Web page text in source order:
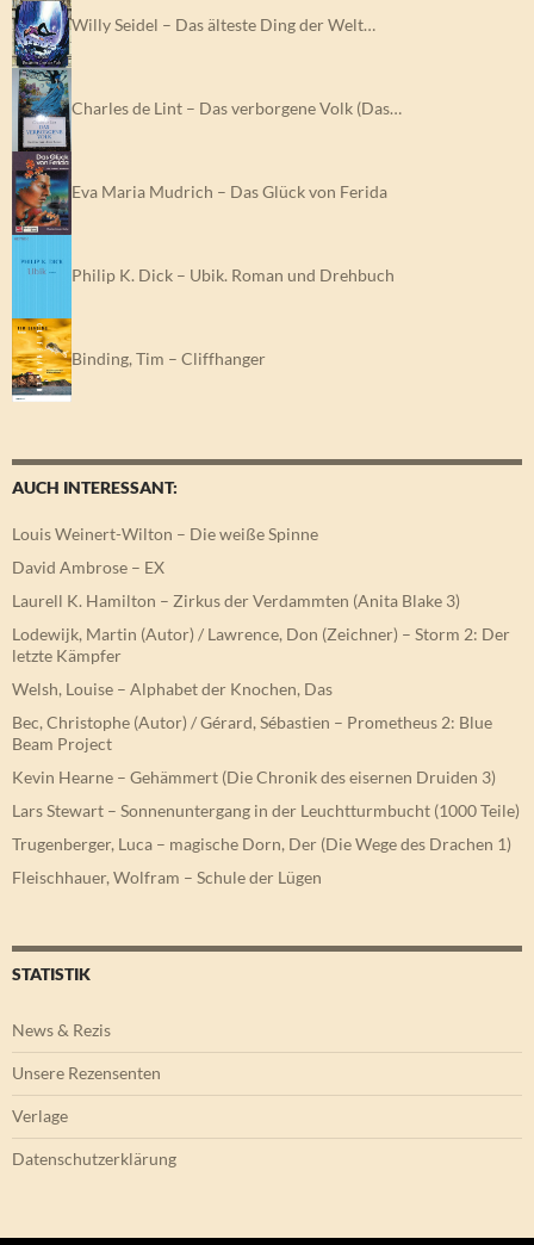
Willy Seidel – Das älteste Ding der Welt…
Charles de Lint – Das verborgene Volk (Das…
Eva Maria Mudrich – Das Glück von Ferida
Philip K. Dick – Ubik. Roman und Drehbuch
Binding, Tim – Cliffhanger
AUCH INTERESSANT:
Louis Weinert-Wilton – Die weiße Spinne
David Ambrose – EX
Laurell K. Hamilton – Zirkus der Verdammten (Anita Blake 3)
Lodewijk, Martin (Autor) / Lawrence, Don (Zeichner) – Storm 2: Der
letzte Kämpfer
Welsh, Louise – Alphabet der Knochen, Das
Bec, Christophe (Autor) / Gérard, Sébastien – Prometheus 2: Blue
Beam Project
Kevin Hearne – Gehämmert (Die Chronik des eisernen Druiden 3)
Lars Stewart – Sonnenuntergang in der Leuchtturmbucht (1000 Teile)
Trugenberger, Luca – magische Dorn, Der (Die Wege des Drachen 1)
Fleischhauer, Wolfram – Schule der Lügen
STATISTIK
News & Rezis
Unsere Rezensenten
Verlage
Datenschutzerklärung